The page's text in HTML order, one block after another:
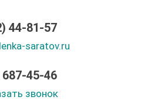
44-81-57
saratov.ru
687-45-46
звонок